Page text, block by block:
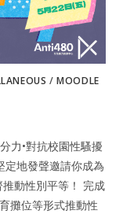
/MOODLE
力•對抗校園性騷擾
定地發聲邀請你成為
動性別平等！ 完成
攤位等形式推動性